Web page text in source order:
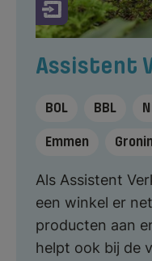
Assistent
BOL BBL
Emmen
Als Assistent
een winkel er
producten aan
helpt ook bij de